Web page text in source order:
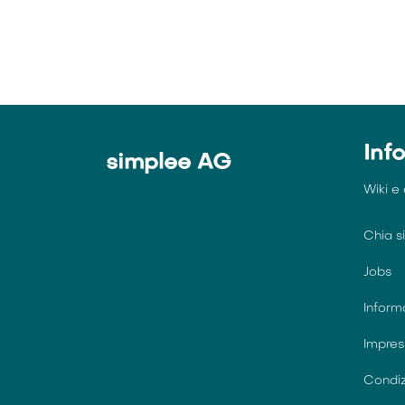
simplee AG Info
Wiki e
Chia
Jobs